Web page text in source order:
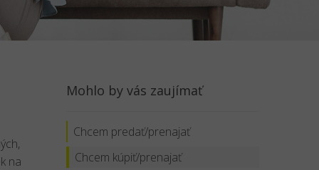
na
Mohlo by vás zaujímať
Chcem predať/prenajať
Chcem kúpiť/prenajať